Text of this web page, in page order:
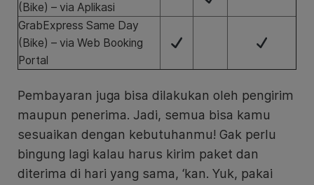
(Bike) – via Aplikasi
GrabExpress Same Day
(Bike) – via Web Booking
Portal
Pembayaran juga bisa dilakukan oleh pengirim
maupun penerima. Jadi, semua bisa kamu
sesuaikan dengan kebutuhanmu! Gak perlu
bingung lagi kalau harus kirim paket dan
diterima di hari yang sama, ‘kan. Yuk, pakai